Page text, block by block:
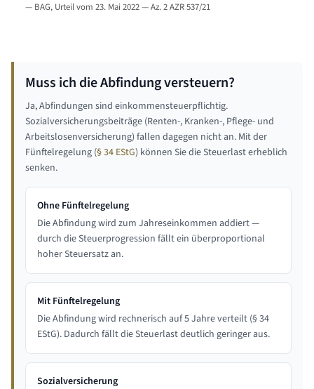
— BAG, Urteil vom 23. Mai 2022 — Az. 2 AZR 537/21
Muss ich die Abfindung versteuern?
Ja, Abfindungen sind einkommensteuerpflichtig.
Sozialversicherungsbeiträge (Renten-, Kranken-, Pflege- und
Arbeitslosenversicherung) fallen dagegen nicht an. Mit der
Fünftelregelung (§ 34 EStG) können Sie die Steuerlast erheblich
senken.
Ohne Fünftelregelung
Die Abfindung wird zum Jahreseinkommen addiert —
durch die Steuerprogression fällt ein überproportional
hoher Steuersatz an.
Mit Fünftelregelung
Die Abfindung wird rechnerisch auf 5 Jahre verteilt (§ 34
EStG). Dadurch fällt die Steuerlast deutlich geringer aus.
Sozialversicherung